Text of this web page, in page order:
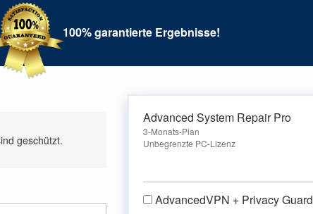
100% garantierte Ergebnisse!
geschützt.
Advanced System Repair Pro
3-Monats-Plan
Unbegrenzte PC-Lizenz
AdvancedVPN + Privacy Guard